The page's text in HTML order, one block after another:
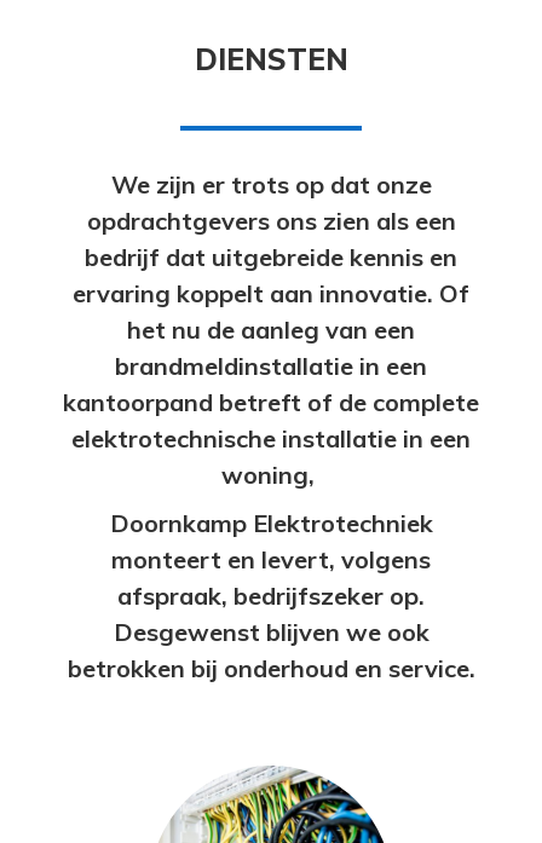
DIENSTEN
We zijn er trots op dat onze
opdrachtgevers ons zien als een
bedrijf dat uitgebreide kennis en
ervaring koppelt aan innovatie. Of
het nu de aanleg van een
brandmeldinstallatie in een
kantoorpand betreft of de complete
elektrotechnische installatie in een
woning,
Doornkamp Elektrotechniek
monteert en levert, volgens
afspraak, bedrijfszeker op.
Desgewenst blijven we ook
betrokken bij onderhoud en service.